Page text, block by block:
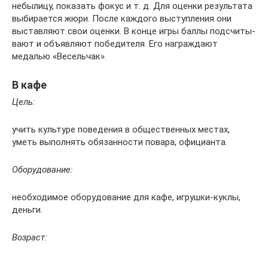
небылицу, пока­зать фокус и т. д. Для оценки результата
выби­ра­ется жюри. После каждого выступ­ле­ния они
выстав­ляют свои оценки. В конце игры баллы подс­чи­ты­
вают и объяв­ляют победителя. Его награж­дают
медалью «Весельчак».
В кафе
Цель:
учить культуре пове­де­ния в общес­т­вен­ных местах,
уметь выпол­нять обязан­ности повара, официанта.
Оборудование:
необ­хо­ди­мое обору­до­ва­ние для кафе, игрушки-куклы,
деньги.
Возраст: